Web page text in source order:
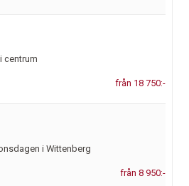
centrum
från 18 750:-
i Wittenberg
från 8 950:-